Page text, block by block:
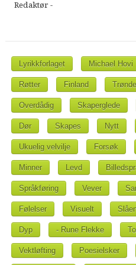
Redaktør -
Lyrikkforlaget Michael Hovi
Røtter Finland
Overdådig Skaperglede
Dør Skapes Nytt
Ukuelig velvilje Forsøk
Minner Levd
Språkføring Vever
Følelser Visuelt
Dyp - Rune Flekke
Vektløfting Poesielsker